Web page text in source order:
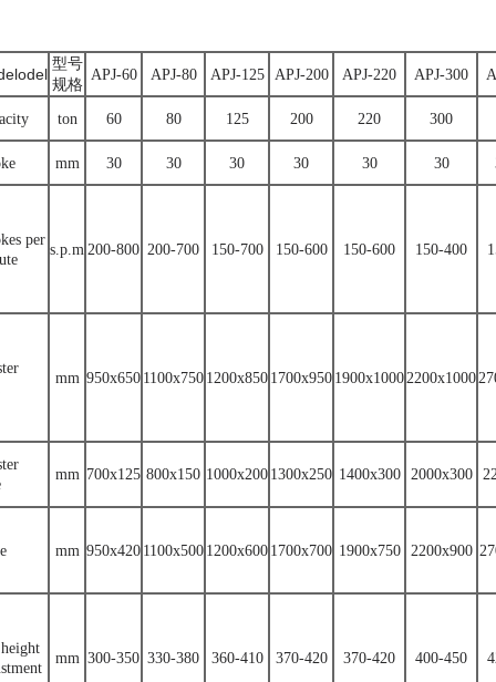
型号
规格
APJ-60 APJ-80 APJ-125 APJ-200 APJ-220 APJ-300
ton 60 80 125 200 220 300
mm 30 30 30 30 30 30
per
s.p.m 200-800 200-700 150-700 150-600 150-600 150-400
mm 950x650 1100x750 1200x850 1700x950 1900x10002200x1000
mm 700x125 800x150 1000x200 1300x250 1400x300 2000x300
mm 950x420 1100x500 1200x600 1700x700 1900x750 2200x900
mm 300-350 330-380 360-410 370-420 370-420 400-450